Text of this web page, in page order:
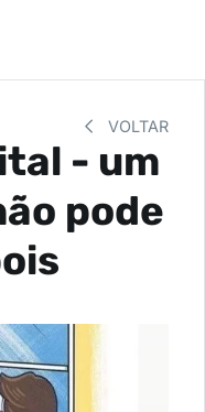
VOLTAR
- um
pode